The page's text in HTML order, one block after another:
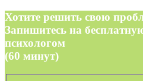
Хотите решить свою
Запишитесь на
психологом
(60 минут)